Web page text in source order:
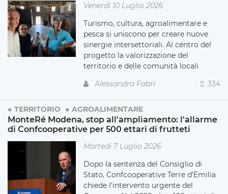
Venerdì 10 Luglio 2026
Turismo, cultura, agroalimentare e
pesca si uniscono per creare nuove
sinergie intersettoriali. Al centro del
progetto la valorizzazione del
territorio e delle comunità locali
Alessandra Fabri
334
TERRITORIO AGROALIMENTARE
MonteRé Modena, stop all'ampliamento: l'allarme
di Confcooperative per 500 ettari di frutteti
Martedì 7 Luglio 2026
Dopo la sentenza del Consiglio di
Stato, Confcooperative Terre d’Emilia
chiede l'intervento urgente del